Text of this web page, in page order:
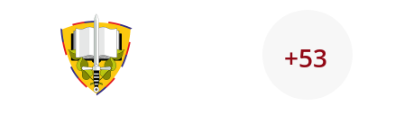
+53